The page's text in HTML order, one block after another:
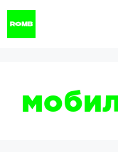
Перейти